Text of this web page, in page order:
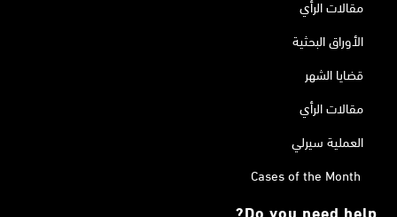
مقالات الرأي
الأوراق البحثية
قضايا الشهر
مقالات الرأي
العملية سيرلي
Cases of the Month